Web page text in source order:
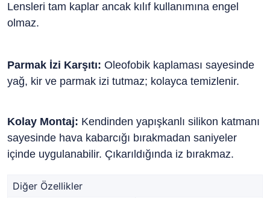
Lensleri tam kaplar ancak kılıf kullanımına engel
olmaz.
Parmak İzi Karşıtı: Oleofobik kaplaması sayesinde
yağ, kir ve parmak izi tutmaz; kolayca temizlenir.
Kolay Montaj: Kendinden yapışkanlı silikon katmanı
sayesinde hava kabarcığı bırakmadan saniyeler
içinde uygulanabilir. Çıkarıldığında iz bırakmaz.
Diğer Özellikler